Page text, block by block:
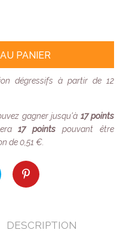
PANIER
dégressifs à partir de 12
gagner jusqu'à 17points
17points pouvant être
de0,51 €.
DESCRIPTION